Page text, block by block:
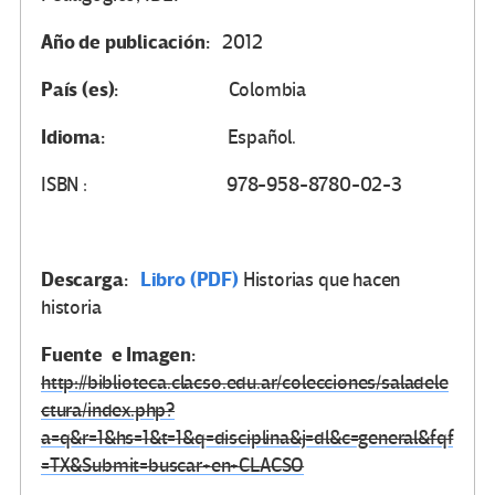
Año de publicación:2012
País (es): Colombia
Idioma:Español.
ISBN : 978-958-8780-02-3
Descarga: Libro (PDF) Historias que hacen
historia
Fuente e Imagen:
http://biblioteca.clacso.edu.ar/colecciones/saladele
ctura/index.php?
a=q&r=1&hs=1&t=1&q=disciplina&j=dl&c=general&fqf
=TX&Submit=buscar+en+CLACSO